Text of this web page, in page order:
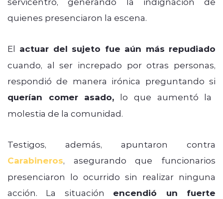
quienes presenciaron la escena.
El actuar del sujeto fue aún más repudiado
cuando, al ser increpado por otras personas,
respondió de manera irónica preguntando si
querían comer asado, lo que aumentó la
molestia de la comunidad.
Testigos, además, apuntaron contra
Carabineros, asegurando que funcionarios
presenciaron lo ocurrido sin realizar ninguna
acción. La situación encendió un fuerte